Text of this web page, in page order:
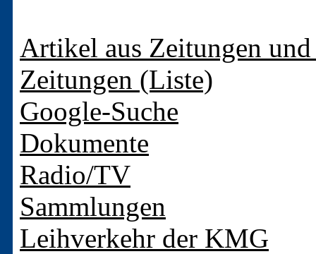
Artikel aus Zeitungen
Zeitungen (Liste)
Google-Suche
Dokumente
Radio/TV
Sammlungen
Leihverkehr der KMG